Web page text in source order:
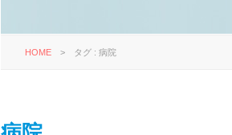
HOME > タグ : 病院